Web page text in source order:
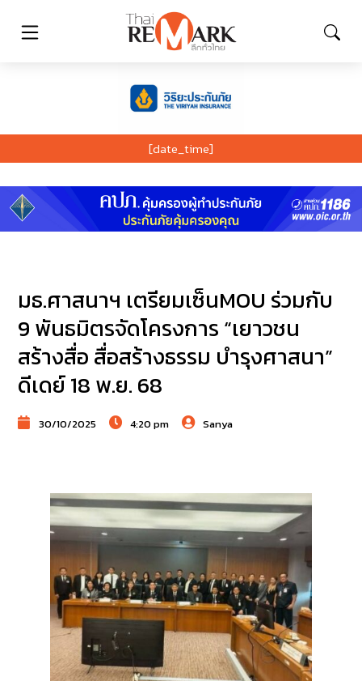
[date_time]
มธ.ศาสนาฯ เตรียมเซ็นMOU ร่วมกับ
9 พันธมิตรจัดโครงการ “เยาวชน
สร้างสื่อ สื่อสร้างธรรม บำรุงศาสนา”
ดีเดย์ 18 พ.ย. 68
30/10/2025 4:20 pm Sanya